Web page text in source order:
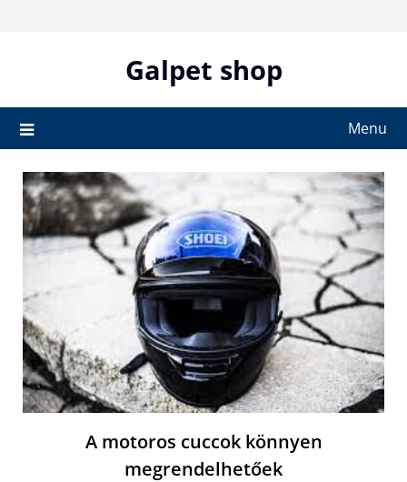
Galpet shop
Menu
A motoros cuccok könnyen
megrendelhetőek